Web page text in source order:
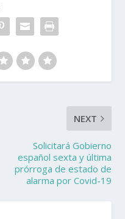
NEXT
Solicitará Gobierno
español sexta y última
prórroga de estado de
alarma por Covid-19